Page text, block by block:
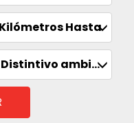
Kilómetros Hasta
Distintivo ambiental